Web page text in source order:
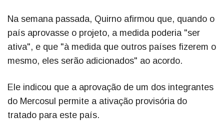
Na semana passada, Quirno afirmou que, quando o
país aprovasse o projeto, a medida poderia "ser
ativa", e que "à medida que outros países fizerem o
mesmo, eles serão adicionados" ao acordo.
Ele indicou que a aprovação de um dos integrantes
do Mercosul permite a ativação provisória do
tratado para este país.